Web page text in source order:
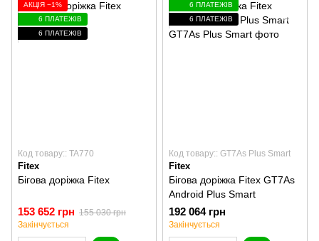
АКЦІЯ −1%
6 ПЛАТЕЖІВ
6 ПЛАТЕЖІВ
Код товару:: TA770
Fitex
Бігова доріжка Fitex
153 652 грн 155 030 грн
Закінчується
6 ПЛАТЕЖІВ
6 ПЛАТЕЖІВ
Код товару:: GT7As Plus Smart
Fitex
Бігова доріжка Fitex GT7As
Android Plus Smart
192 064 грн
Закінчується